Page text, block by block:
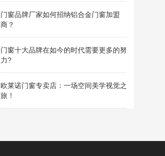
门窗品牌厂家如何招纳铝合金门窗加盟
商？
门窗十大品牌在如今的时代需要更多的努
力?
欧莱诺门窗专卖店：一场空间美学视觉之
旅！